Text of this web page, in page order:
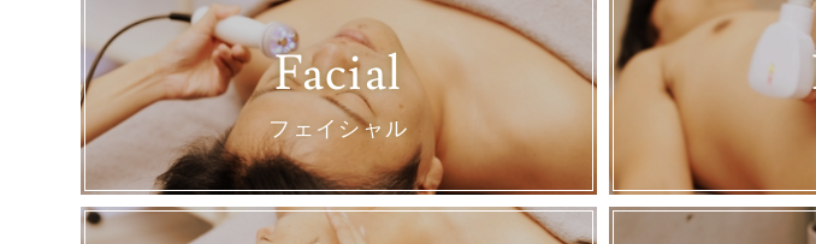
Facial
フェイシャル